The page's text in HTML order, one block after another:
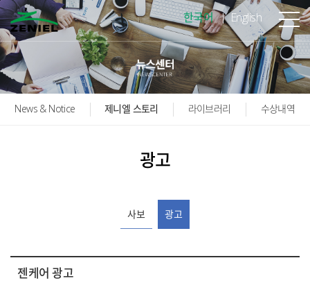
본문바로가기
한국어 English
News & Notice 제니엘 스토리 라이브러리 수상내역
광고
사보 광고
젠케어 광고